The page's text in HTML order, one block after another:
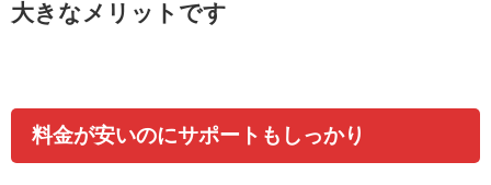
大きなメリットです
料金が安いのにサポートもしっかり